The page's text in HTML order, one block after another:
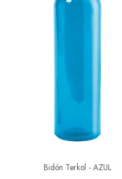
Bidón Terkol - AZUL